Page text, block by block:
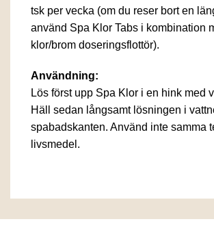
tsk per vecka (om du reser bort en
använd Spa Klor Tabs i kombination
klor/brom doseringsflottör).
Användning:
Lös först upp Spa Klor i en hink med
Häll sedan långsamt lösningen i
spabadskanten. Använd inte samma
livsmedel.